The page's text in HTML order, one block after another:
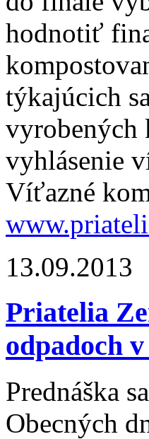
hodnotiť
týkajúcich
vyrobených
vyhlásenie
Víťazné
13.09.2013
Priatelia
odpadoch
Prednáška
Obecných